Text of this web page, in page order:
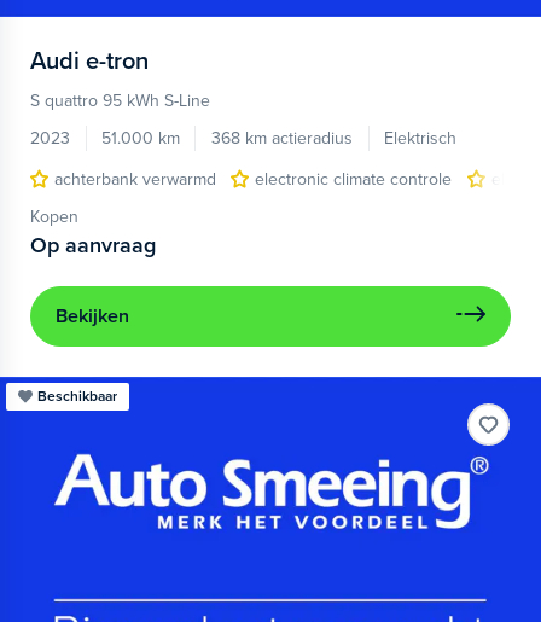
Audi e-tron
S quattro 95 kWh S-Line
2023
51.000 km 368 km actieradius
Elektrisch
achterbank verwarmd
electronic climate controle
Kopen
Op aanvraag
Bekijken
Beschikbaar